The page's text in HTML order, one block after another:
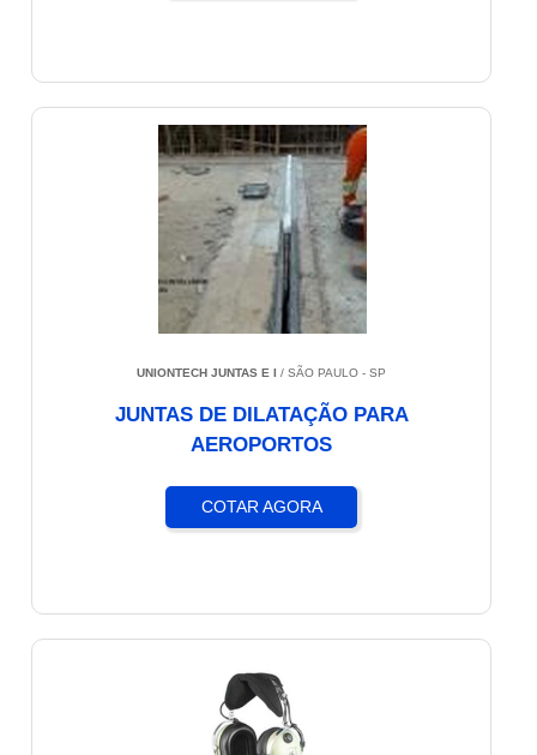
UNIONTECH JUNTAS E I / SÃO PAULO - SP
JUNTAS DE DILATAÇÃO PARA
AEROPORTOS
COTAR AGORA